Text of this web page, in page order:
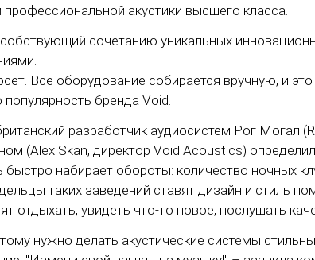
акустики высшего класса.
сочетанию уникальных
Все оборудование собирается вручную, и
бренда Void.
разработчик аудиосистем Рог Могал
(Alex Skan, директор Void Acoustics)
набирает обороты: количество ночных
таких заведений ставят дизайн и стиль
отдыхать, увидеть что-то новое, послушать
нужно делать акустические системы